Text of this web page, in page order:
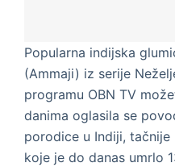
Popularna indijska
(Ammaji) iz serije
programu OBN TV
danima oglasila se
porodice u Indiji,
koje je do danas umrlo